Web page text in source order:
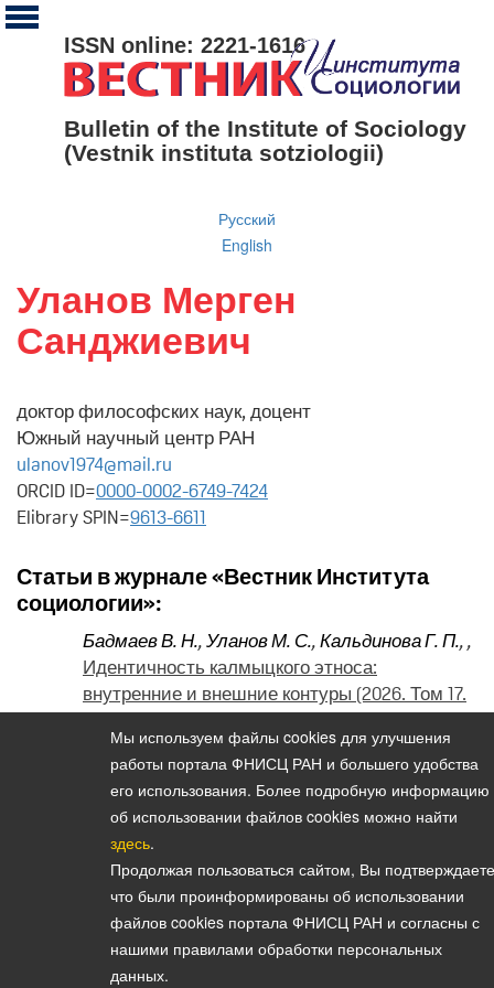
ISSN online: 2221-1616
Bulletin of the Institute of Sociology
(Vestnik instituta sotziologii)
Русский
English
Уланов Мерген
Санджиевич
доктор философских наук, доцент
Южный научный центр РАН
ulanov1974@mail.ru
ORCID ID=0000-0002-6749-7424
Elibrary SPIN=9613-6611
Статьи в журнале «Вестник Института
социологии»:
Бадмаев В. Н.,Уланов М. С.,Кальдинова Г. П.,,
Идентичность калмыцкого этноса:
внутренние и внешние контуры (2026. Том 17.
№ 58)
Политика конфиденциальности персональных данных
© 2026, Вестник Института социологии
vestnik@isras.ru
Мы используем файлы cookies для улучшения
работы портала ФНИСЦ РАН и большего удобства
его использования. Более подробную информацию
об использовании файлов cookies можно найти
здесь.
Продолжая пользоваться сайтом, Вы
что были проинформированы об использовании
файлов cookies портала ФНИСЦ РАН и согласны с
нашими правилами обработки персональных
данных.